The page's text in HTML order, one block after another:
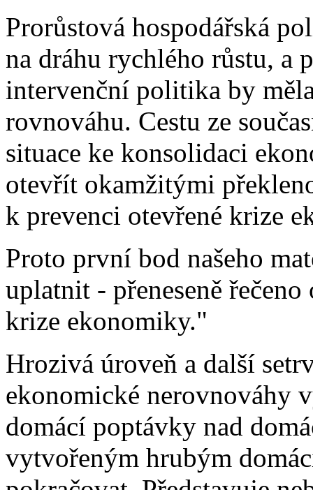
Prorůstová hospodářská
na dráhu rychlého růstu, a
intervenční politika by
rovnováhu. Cestu ze
situace ke konsolidaci
otevřít okamžitými
k prevenci otevřené krize
Proto první bod našeho
uplatnit - přeneseně
krize ekonomiky."
Hrozivá úroveň a další
ekonomické nerovnováhy
domácí poptávky nad
vytvořeným hrubým